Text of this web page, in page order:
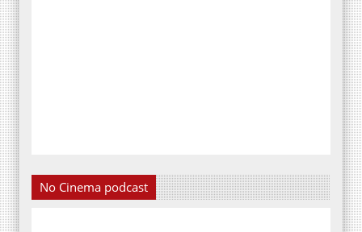
No Cinema podcast